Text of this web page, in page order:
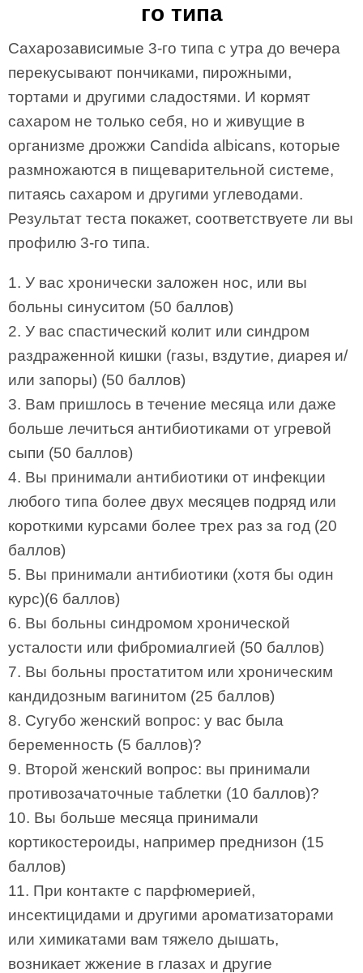
го типа
Сахарозависимые 3-го типа с утра до вечера
перекусывают пончиками, пирожными,
тортами и другими сладостями. И кормят
сахаром не только себя, но и живущие в
организме дрожжи Candida albicans, которые
размножаются в пищеварительной системе,
питаясь сахаром и другими углеводами.
Результат теста покажет, соответствуете ли вы
профилю 3-го типа.
1. У вас хронически заложен нос, или вы
больны синуситом (50 баллов)
2. У вас спастический колит или синдром
раздраженной кишки (газы, вздутие, диарея и/
или запоры) (50 баллов)
3. Вам пришлось в течение месяца или даже
больше лечиться антибиотиками от угревой
сыпи (50 баллов)
4. Вы принимали антибиотики от инфекции
любого типа более двух месяцев подряд или
короткими курсами более трех раз за год (20
баллов)
5. Вы принимали антибиотики (хотя бы один
курс)(6 баллов)
6. Вы больны синдромом хронической
усталости или фибромиалгией (50 баллов)
7. Вы больны простатитом или хроническим
кандидозным вагинитом (25 баллов)
8. Сугубо женский вопрос: у вас была
беременность (5 баллов)?
9. Второй женский вопрос: вы принимали
противозачаточные таблетки (10 баллов)?
10. Вы больше месяца принимали
кортикостероиды, например преднизон (15
баллов)
11. При контакте с парфюмерией,
инсектицидами и другими ароматизаторами
или химикатами вам тяжело дышать,
возникает жжение в глазах и другие